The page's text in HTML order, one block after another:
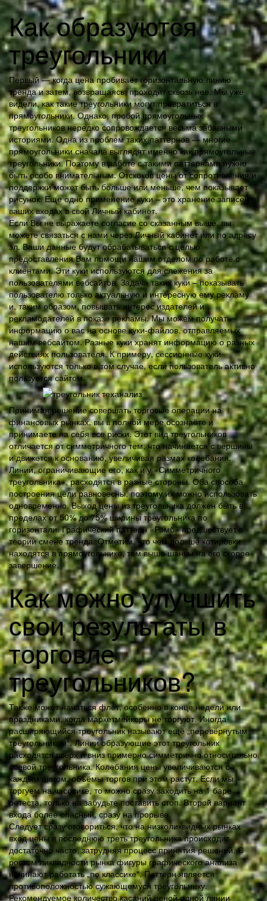
Как образуются
треугольники
Первый — когда цена пробивает горизонтальную линию
тренда и затем, возвращаясь, проходит сквозь нее. Мы уже
видели, как такие треугольники могут превратиться в
прямоугольники. Однако, пробой прямоугольных
треугольников нередко сопровождается весьма забавными
историями. Одна из проблем таких паттернов — многие
прямоугольники сначала выглядят именно как прямоугольные
треугольники. Поэтому в работе с такими паттернами нужно
быть особо внимательным. Отскоков цены от сопротивления и
поддержки может быть больше или меньше, чем показывает
рисунок. Еще одно применение куки – это хранение записей о
ваших входах в свой Личный кабинет.
Если Вы не выражаете согласие со сказанным выше, вы
можете связаться с нами через Личный кабинет или по адресу
эл. Ваши данные будут обрабатываться с целью
предоставления Вам помощи нашим отделом по работе с
клиентами. Эти куки используются для слежения за
пользователями вебсайтов. Задача таких куки – показывать
пользователю только актуальную и интересную ему рекламу
и, таким образом, повышать интерес издателей и
рекламодателей в показе рекламы. Мы можем получать
информацию о вас на основе куки-файлов, отправляемых
нашим вебсайтом. Разные куки хранят информацию о разных
действиях пользователя. К примеру, сессионные куки
используются только в том случае, если пользователь активно
пользуется сайтом.
Принимая решение совершать торговые операции на
финансовых рынках, вы в полной мере осознаёте и
принимаете на себя все риски. Этот вид треугольников
отличается от симметричного тем, что начинается с вершины
и движется к основанию, увеличивая размах колебания.
Линии, ограничивающие его, как и у «Симметричного
треугольника», расходятся в разные стороны. Оба способа
построения цели равновесны, поэтому их можно использовать
одновременно. Выход цены из треугольника должен быть в
пределах от 50% до 75% ширины треугольника по
горизонтали. Графический паттерн «Ромб» предшествует в
теории смене тренда. Отметим, что чем дольше котировки
находятся в прямоугольнике, тем выше шансы на его скорое
завершение.
Как можно улучшить
свои результаты в
торговле
треугольников?
Также может начаться флет, особенно в конце недели или
праздниками, когда маркетмейкеры не торгуют. Иногда
расширяющийся треугольник называют ещё „перевёрнутым
треугольником“. Линии образующие этот треугольник
расходятся вверх и вниз примерно симметрично относительно
осевой треугольника. Колебания цены увеличиваются с
каждым шагом, объёмы торгов при этом растут. Если мы
торгуем на часовике, то можно сразу заходить на 1 баре
ретеста, только на забудьте поставить стоп. Второй вариант
входа более опасный, сразу на прорыве.
Следует сразу оговориться, что на низколиквидных рынках
вход цены в последнюю треть треугольника происходит
достаточно часто, затрудняя процесс принятия решений. С
ростом ликвидности рынка фигуры графического анализа
начинают работать „по классике“. Паттерн является
противоположностью сужающемуся треугольнику.
Рекомендуемое количество касаний ценой одной линии